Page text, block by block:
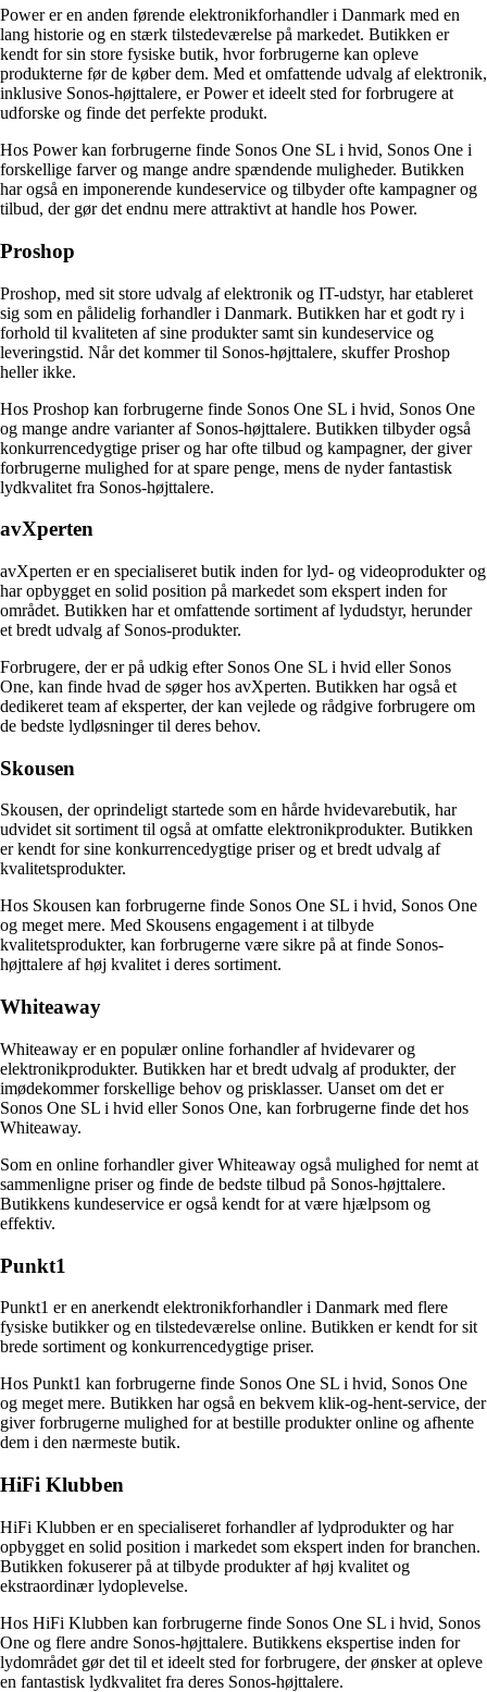
Power er en anden førende elektronikforhandler i Danmark med en
lang historie og en stærk tilstedeværelse på markedet. Butikken er
kendt for sin store fysiske butik, hvor forbrugerne kan opleve
produkterne før de køber dem. Med et omfattende udvalg af elektronik,
inklusive Sonos-højttalere, er Power et ideelt sted for forbrugere at
udforske og finde det perfekte produkt.
Hos Power kan forbrugerne finde Sonos One SL i hvid, Sonos One i
forskellige farver og mange andre spændende muligheder. Butikken
har også en imponerende kundeservice og tilbyder ofte kampagner og
tilbud, der gør det endnu mere attraktivt at handle hos Power.
Proshop
Proshop, med sit store udvalg af elektronik og IT-udstyr, har etableret
sig som en pålidelig forhandler i Danmark. Butikken har et godt ry i
forhold til kvaliteten af ​​sine produkter samt sin kundeservice og
leveringstid. Når det kommer til Sonos-højttalere, skuffer Proshop
heller ikke.
Hos Proshop kan forbrugerne finde Sonos One SL i hvid, Sonos One
og mange andre varianter af Sonos-højttalere. Butikken tilbyder også
konkurrencedygtige priser og har ofte tilbud og kampagner, der giver
forbrugerne mulighed for at spare penge, mens de nyder fantastisk
lydkvalitet fra Sonos-højttalere.
avXperten
avXperten er en specialiseret butik inden for lyd- og videoprodukter og
har opbygget en solid position på markedet som ekspert inden for
området. Butikken har et omfattende sortiment af lydudstyr, herunder
et bredt udvalg af Sonos-produkter.
Forbrugere, der er på udkig efter Sonos One SL i hvid eller Sonos
One, kan finde hvad de søger hos avXperten. Butikken har også et
dedikeret team af eksperter, der kan vejlede og rådgive forbrugere om
de bedste lydløsninger til deres behov.
Skousen
Skousen, der oprindeligt startede som en hårde hvidevarebutik, har
udvidet sit sortiment til også at omfatte elektronikprodukter. Butikken
er kendt for sine konkurrencedygtige priser og et bredt udvalg af
kvalitetsprodukter.
Hos Skousen kan forbrugerne finde Sonos One SL i hvid, Sonos One
og meget mere. Med Skousens engagement i at tilbyde
kvalitetsprodukter, kan forbrugerne være sikre på at finde Sonos-
højttalere af høj kvalitet i deres sortiment.
Whiteaway
Whiteaway er en populær online forhandler af hvidevarer og
elektronikprodukter. Butikken har et bredt udvalg af produkter, der
imødekommer forskellige behov og prisklasser. Uanset om det er
Sonos One SL i hvid eller Sonos One, kan forbrugerne finde det hos
Whiteaway.
Som en online forhandler giver Whiteaway også mulighed for nemt at
sammenligne priser og finde de bedste tilbud på Sonos-højttalere.
Butikkens kundeservice er også kendt for at være hjælpsom og
effektiv.
Punkt1
Punkt1 er en anerkendt elektronikforhandler i Danmark med flere
fysiske butikker og en tilstedeværelse online. Butikken er kendt for sit
brede sortiment og konkurrencedygtige priser.
Hos Punkt1 kan forbrugerne finde Sonos One SL i hvid, Sonos One
og meget mere. Butikken har også en bekvem klik-og-hent-service, der
giver forbrugerne mulighed for at bestille produkter online og afhente
dem i den nærmeste butik.
HiFi Klubben
HiFi Klubben er en specialiseret forhandler af lydprodukter og har
opbygget en solid position i markedet som ekspert inden for branchen.
Butikken fokuserer på at tilbyde produkter af høj kvalitet og
ekstraordinær lydoplevelse.
Hos HiFi Klubben kan forbrugerne finde Sonos One SL i hvid, Sonos
One og flere andre Sonos-højttalere. Butikkens ekspertise inden for
lydområdet gør det til et ideelt sted for forbrugere, der ønsker at opleve
en fantastisk lydkvalitet fra deres Sonos-højttalere.